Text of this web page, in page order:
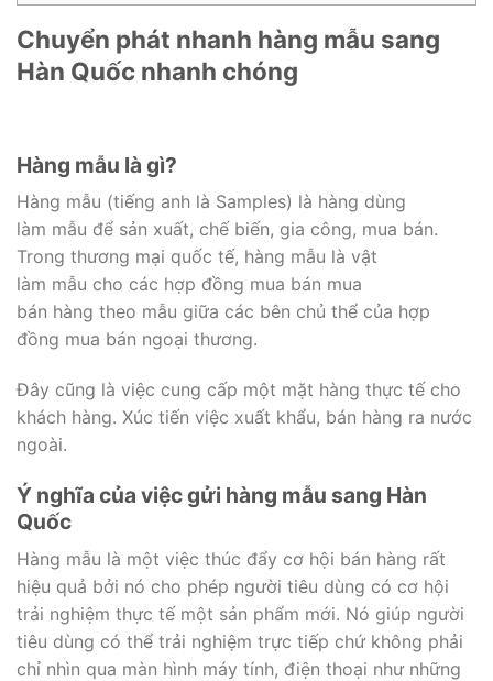
Chuyển phát nhanh hàng mẫu sang
Hàn Quốc nhanh chóng
Hàng mẫu là gì?
Hàng mẫu (tiếng anh là Samples) là hàng dùng
làm mẫu để sản xuất, chế biến, gia công, mua bán.
Trong thương mại quốc tế, hàng mẫu là vật
làm mẫu cho các hợp đồng mua bán mua
bán hàng theo mẫu giữa các bên chủ thể của hợp
đồng mua bán ngoại thương.
Đây cũng là việc cung cấp một mặt hàng thực tế cho
khách hàng. Xúc tiến việc xuất khẩu, bán hàng ra nước
ngoài.
Ý nghĩa của việc gửi hàng mẫu sang Hàn
Quốc
Hàng mẫu là một việc thúc đẩy cơ hội bán hàng rất
hiệu quả bởi nó cho phép người tiêu dùng có cơ hội
trải nghiệm thực tế một sản phẩm mới. Nó giúp người
tiêu dùng có thể trải nghiệm trực tiếp chứ không phải
chỉ nhìn qua màn hình máy tính, điện thoại như những